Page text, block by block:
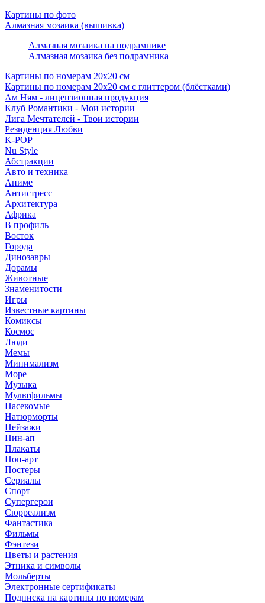
Картины по фото
Алмазная мозаика (вышивка)
Алмазная мозаика на подрамнике
Алмазная мозаика без подрамника
Картины по номерам 20х20 см
Картины по номерам 20х20 см с глиттером (блёстками)
Ам Ням - лицензионная продукция
Клуб Романтики - Мои истории
Лига Мечтателей - Твои истории
Резиденция Любви
K-POP
Nu Style
Абстракции
Авто и техника
Аниме
Антистресс
Архитектура
Африка
В профиль
Восток
Города
Динозавры
Дорамы
Животные
Знаменитости
Игры
Известные картины
Комиксы
Космос
Люди
Мемы
Минимализм
Море
Музыка
Мультфильмы
Насекомые
Натюрморты
Пейзажи
Пин-ап
Плакаты
Поп-арт
Постеры
Сериалы
Спорт
Супергерои
Сюрреализм
Фантастика
Фильмы
Фэнтези
Цветы и растения
Этника и символы
Мольберты
Электронные сертификаты
Подписка на картины по номерам